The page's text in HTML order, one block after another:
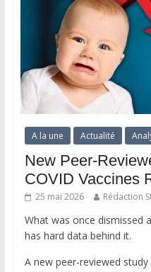
A la une Actualité
New Peer-
COVID Vaccines
25 mai 2026 Rédaction
What was once dismissed
has hard data behind it.
A new peer-reviewed